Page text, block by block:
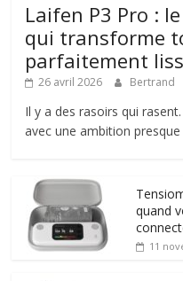
Laifen P3 Pro :
qui transforme
parfaitement
26 avril 2026 Bertrand
Il y a des rasoirs qui
avec une ambition
quand
11